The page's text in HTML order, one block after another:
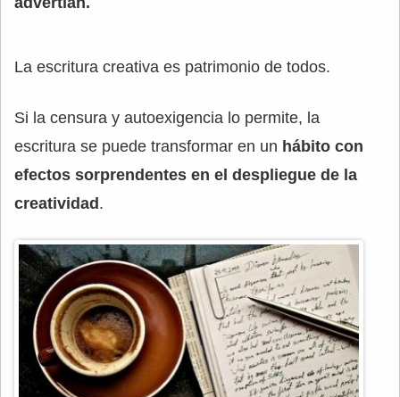
La escritura creativa es patrimonio de todos.
Si la censura y autoexigencia lo permite, la
escritura se puede transformar en un hábito con
efectos sorprendentes en el despliegue de la
creatividad .